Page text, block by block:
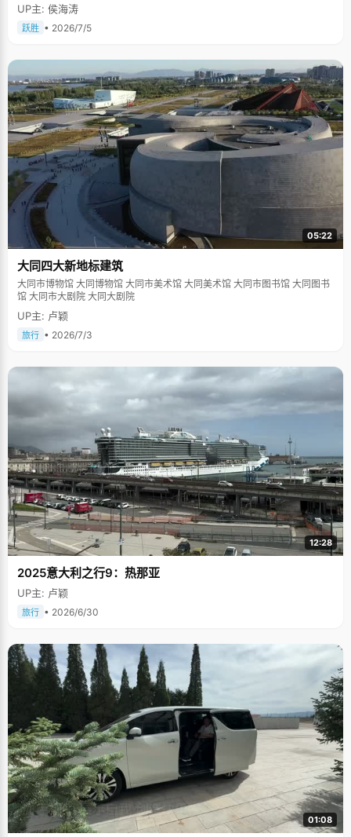
UP主: 侯海涛
跃胜 • 2026/7/5
05:22
大同四大新地标建筑
大同市博物馆 大同博物馆 大同市美术馆 大同美术馆 大同市图书馆 大同图书
馆 大同市大剧院 大同大剧院
UP主: 卢颖
旅行 • 2026/7/3
12:28
2025意大利之行9：热那亚
UP主: 卢颖
旅行 • 2026/6/30
01:08